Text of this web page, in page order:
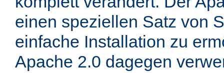
einen speziellen Satz von
einfache Installation zu
Apache 2.0 dagegen